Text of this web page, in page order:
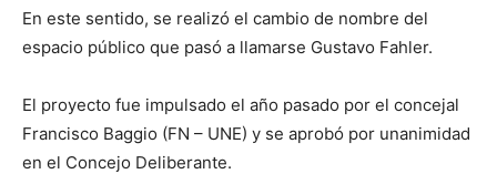
En este sentido, se realizó el cambio de nombre del
espacio público que pasó a llamarse Gustavo Fahler.
El proyecto fue impulsado el año pasado por el concejal
Francisco Baggio (FN – UNE) y se aprobó por unanimidad
en el Concejo Deliberante.